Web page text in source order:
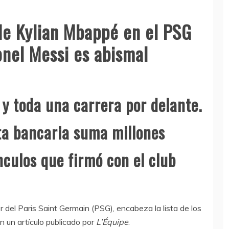
Mbappé en el PSG
Messi es abismal
toda una carrera por delante.
bancaria suma millones
que firmó con el club
del Paris Saint Germain (PSG), encabeza la lista de los
un artículo publicado por L’Équipe.